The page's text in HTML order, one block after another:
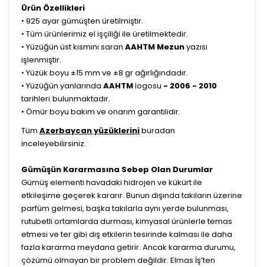
Ürün Özellikleri
• 925 ayar gümüşten üretilmiştir.
• Tüm ürünlerimiz el işçiliği ile üretilmektedir.
• Yüzüğün üst kısmını saran AAHTM Mezunyazısı
işlenmiştir.
• Yüzük boyu ±15 mm ve ±8 gr ağırlığındadır.
• Yüzüğün yanlarında AAHTMlogosu - 2006 - 2010
tarihleri bulunmaktadır.
• Ömür boyu bakım ve onarım garantilidir.
Tüm Azerbaycan yüzükleriniburadan
inceleyebilirsiniz.
Gümüşün Kararmasına Sebep Olan Durumlar
Gümüş elementi havadaki hidrojen ve kükürt ile
etkileşime geçerek kararır. Bunun dışında takıların üzerine
parfüm gelmesi, başka takılarla aynı yerde bulunması,
rutubetli ortamlarda durması, kimyasal ürünlerle temas
etmesi ve ter gibi dış etkilerin tesirinde kalması ile daha
fazla kararma meydana getirir. Ancak kararma durumu,
çözümü olmayan bir problem değildir. Elmas İş’ten